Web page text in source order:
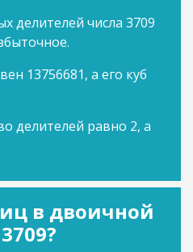
делителей числа 3709
13756681, а его куб
делителей равно 2, а
в двоичной